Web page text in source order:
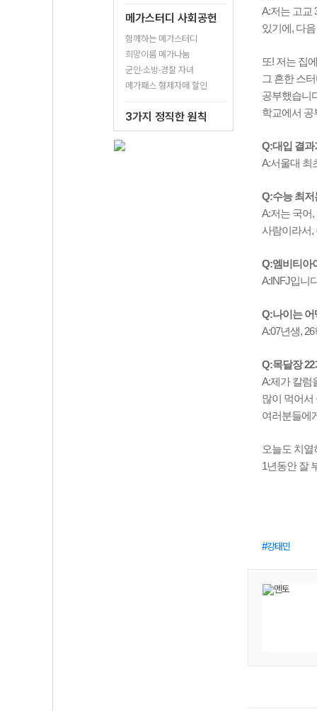
메가스터디 사회공헌
함께하는 메가스터디
희망이룸 메가나눔
군인·소방·경찰 자녀
메가패스 형제자매 할인
3가지 정직한 원칙
A:저는 고교
있기에, 다
또! 저는 집
그 흔한 스
공부했습니
학교에서 공
Q:대입 결과
A:서울대 최
Q:수능 최저
A:저는 국어
사람이라서,
Q:엠비티아
A:INFJ입니
Q:나이는
A:07년생,
Q:목달장
A:제가 칼럼
많이 먹어서
여러분들에
오늘도 치
1년동안 잘
강태민